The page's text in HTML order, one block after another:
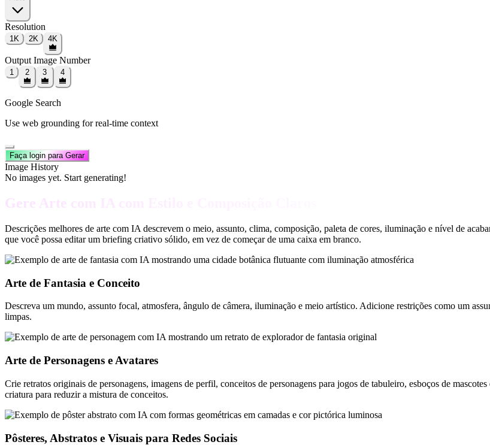
Resolution
1K 2K 4K
Output Image Number
1 2 3 4
Google Search
Use web grounding for real-time context
Faça login para Gerar
Image History
No images yet. Start generating!
Gere Arte com IA com Estilo e Composição Claros
Descrições melhores de arte com IA descrevem o meio, assunto, clima, composição, paleta de cores, iluminação e nível de
que você possa editar um briefing criativo sólido, em vez de começar de uma caixa em branco.
Arte de Fantasia e Conceito
Descreva um mundo, assunto focal, atmosfera, ângulo de câmera, iluminação e meio artístico. Adicione restrições como um
limpas.
Arte de Personagens e Avatares
Crie retratos originais de personagens, imagens de perfil, conceitos de personagens para jogos de tabuleiro, esboços de
criatura para reduzir a mistura de conceitos.
Pôsteres, Abstratos e Visuais para Redes Sociais